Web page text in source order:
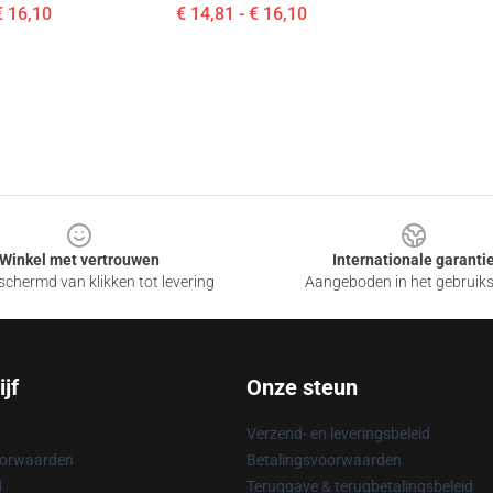
16,10 € 14,81 - € 16,10
Winkel met vertrouwen
van klikken tot levering
Internationale
Aangeboden in het
Onze steun
Verzend- en leveringsbeleid
Betalingsvoorwaarden
Teruggave & terugbetalingsbeleid